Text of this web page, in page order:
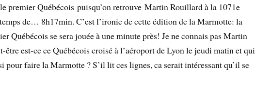
le premier Québécois puisqu’on retrouve Martin Rouillard à la 1071e
de… 8h17min. C’est l’ironie de cette édition de la Marmotte: la
Québécois se sera jouée à une minute près! Je ne connais pas Martin
être est-ce ce Québécois croisé à l’aéroport de Lyon le jeudi matin et qui
pour faire la Marmotte ? S’il lit ces lignes, ca serait intéressant qu’il se